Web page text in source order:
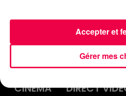
INFOS
AGENDA
JEUX
CINÉMA
DIRECT
Gérer mes
Accepter et